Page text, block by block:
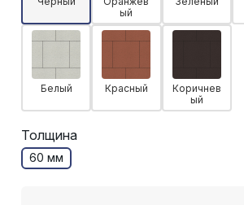
ый
Белый Красный
Коричнев
ый
Толщина
60 мм